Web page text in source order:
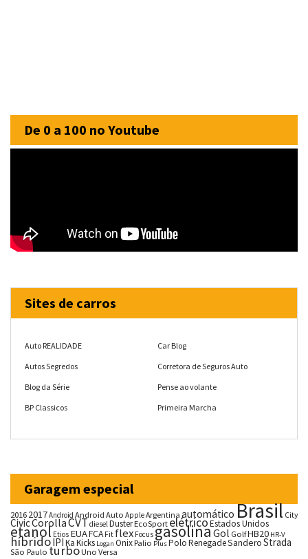
De 0 a 100 no Youtube
Sites de carros
Auto REALIDADE
Autos Segredos
Blog da Série
BP Classicos
Car Blog
Corretora de Seguros Auto
Pense ao volante
Primeira Marcha
Garagem especial
20162017Android Android Auto AppleArgentina automáticoBrasil City
CivicCorollaCVTdiesel DusterEcoSportelétricoEstados Unidos
etanol Etios EUAFCA Fit flex FocusgasolinaGol GolfHB20 HR-V
híbridoIPIKaKicks Logan OnixPalio PlusPoloRenegadeSanderoStrada
São Paulo turboUno Versa